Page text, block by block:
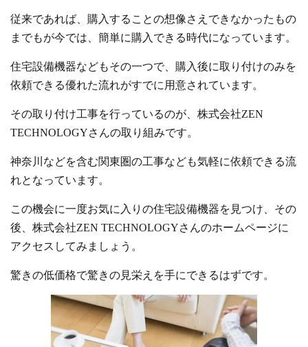
従来であれば、購入することの想像さえできなかったもの
までもが今では、簡単に購入できる時代になっています。
住宅設備機器などもその一つで、購入後に取り付けのみを
依頼できる優れた流れがすでに用意されています。
その取り付け工事を行っているのが、株式会社ZEN
TECHNOLOGYさんの取り組みです。
神奈川などを含む関東圏の工事なども気軽に依頼できる流
れとなっています。
この機会に一度お気に入りの住宅設備機器を見つけ、その
後、株式会社ZEN TECHNOLOGYさんのホームページに
アクセスしてみましょう。
驚きの低価格で驚きの見栄えを手にできるはずです。